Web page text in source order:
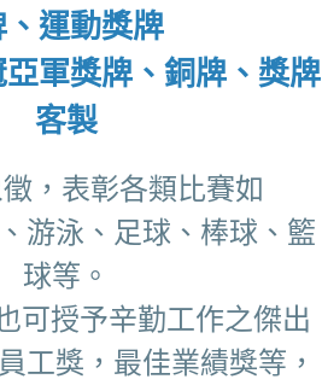
、運動獎牌
軍獎牌、銅牌、獎牌
客製
，表彰各類比賽如
游泳、足球、棒球、籃
球等。
可授予辛勤工作之傑出
工獎，最佳業績獎等，